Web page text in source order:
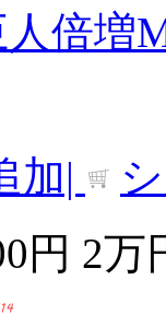
人倍増
加|
円 2